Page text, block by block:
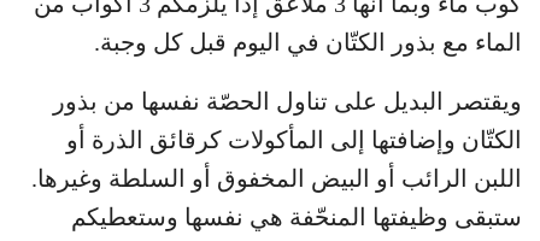
الماء مع بذور الكتّان في اليوم قبل كل وجبة.
ويقتصر البديل على تناول الحصّة نفسها من بذور
الكتّان وإضافتها إلى المأكولات كرقائق الذرة أو
اللبن الرائب أو البيض المخفوق أو السلطة وغيرها.
ستبقى وظيفتها المنحّفة هي نفسها وستعطيكم